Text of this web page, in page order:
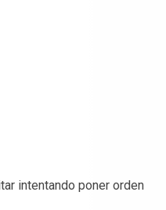
intentando poner orden